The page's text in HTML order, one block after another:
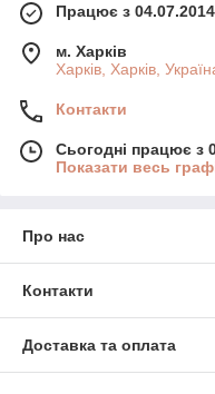
Працює з 04.07.2014
м. Харків
Харків, Харків,
Контакти
Сьогодні працює з
Показати весь
Про нас
Контакти
Доставка та оплата